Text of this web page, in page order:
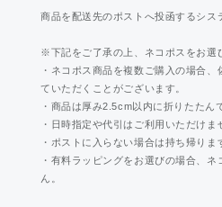
商品を配送先のポストへ投函するシス
※下記をご了承の上、ネコポスをお選
・ネコポス商品を複数ご購入の場合
ていただくことがございます。
・商品は厚み2.5cm以内に折りたたん
・日時指定や代引はご利用いただけま
・ポストに入らない場合は持ち帰りま
・有料ラッピングをお選びの場合、
ん。